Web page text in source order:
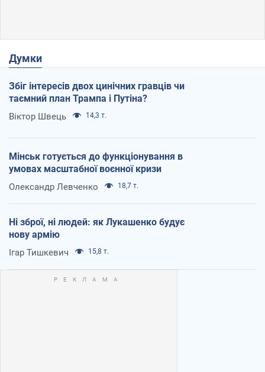
Думки
Збіг інтересів двох цинічних гравців чи
таємний план Трампа і Путіна?
Віктор Швець 14,3 т.
Мінськ готується до функціонування в
умовах масштабної воєнної кризи
Олександр Левченко 18,7 т.
Ні зброї, ні людей: як Лукашенко будує
нову армію
Ігар Тишкевич 15,8 т.